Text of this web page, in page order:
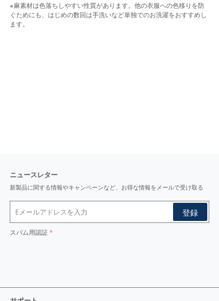
※麻素材は色落ちしやすい性質があります。他の衣服への色移りを防
ぐためにも、はじめの数回は手洗いなど単独でのお洗濯をおすすめし
ます。
ニュースレター
新製品に関する情報やキャンペーンなど、お得な情報をメールで受け取る
スパム用認証